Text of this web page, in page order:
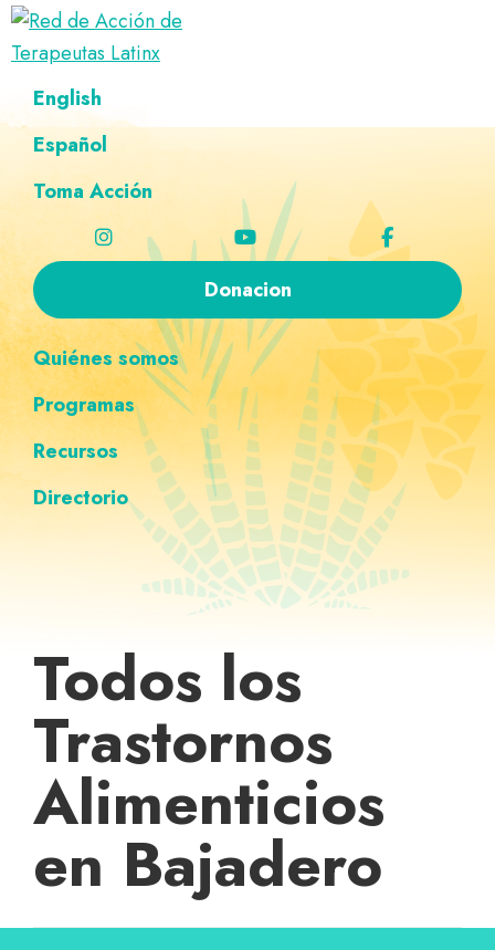
Saltar
navegación
principal
Ir
al
principal
Saltar
al
página
Saltar
navegación
personalizada
Red
de
Acción
de
Latinx
Directorio
terapeutas
Latinx
English
Español
Toma Acción
Donacion
Quiénes somos
Programas
Recursos
Directorio
Todos los
Trastornos
Alimenticios
en Bajadero